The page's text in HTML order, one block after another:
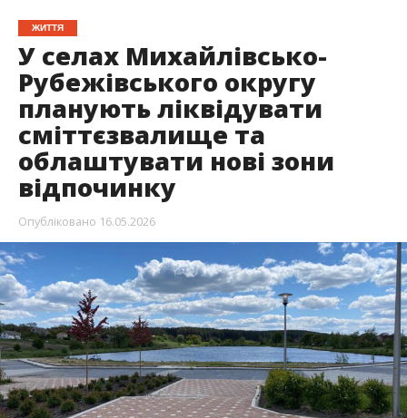
ЖИТТЯ
У селах Михайлівсько-
Рубежівського округу
планують ліквідувати
сміттєзвалище та
облаштувати нові зони
відпочинку
Опубліковано 16.05.2026